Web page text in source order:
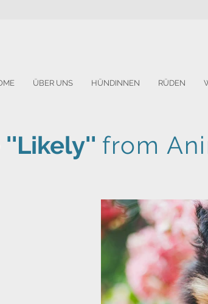
ÜBER UNS HÜNDINNEN RÜDEN
''Likely'' from